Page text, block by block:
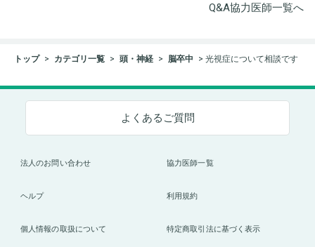
Q&A協力医師一覧へ
トップ カテゴリ一覧 頭・神経 脳卒中 光視症について相談です
よくあるご質問
法人のお問い合わせ 協力医師一覧
ヘルプ 利用規約
個人情報の取扱について 特定商取引法に基づく表示